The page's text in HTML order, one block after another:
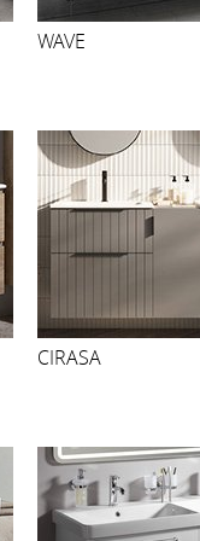
WAVE
CIRASA